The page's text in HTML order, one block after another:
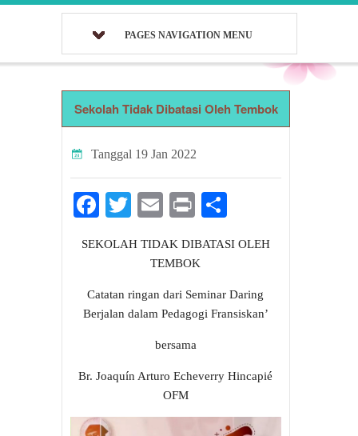
PAGES NAVIGATION MENU
Sekolah Tidak Dibatasi Oleh Tembok
Tanggal 19 Jan 2022
Facebook
TwitterEmail
Print
SEKOLAH TIDAK DIBATASI OLEH
TEMBOK
Catatan ringan dari Seminar Daring
Berjalan dalam Pedagogi Fransiskan’
bersama
Br. Joaquín Arturo Echeverry Hincapié
OFM